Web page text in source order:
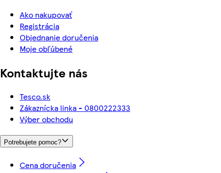
Ako nakupovať
Registrácia
Objednanie doručenia
Moje obľúbené
Kontaktujte nás
Tesco.sk
Zákaznícka linka - 0800222333
Výber obchodu
Potrebujete pomoc?
Cena doručenia